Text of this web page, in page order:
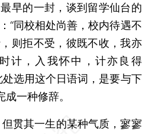
的一封，谈到留学仙台的
“同校相处尚善，校内待遇不
则拒不受，彼既不收，我亦
计，入我怀中，计亦良得
选用这个日语词，是要与下
成一种修辞。
其一生的某种气质，寥寥